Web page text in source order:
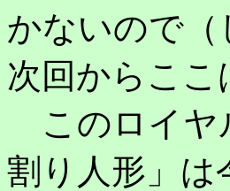
かないので
次回からこ
このロイヤ
割り人形」は